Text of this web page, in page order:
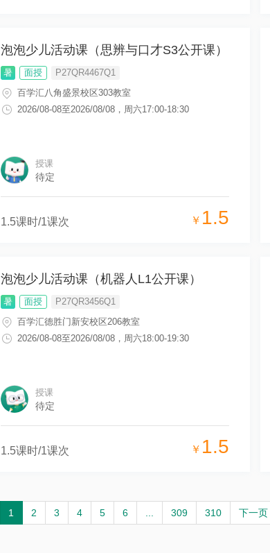
泡泡少儿活动课（思辨与口才S3公开课）
暑 面授
P27QR4467Q1
百学汇八角盛景校区303教室
2026/08-08至2026/08/08 ， 周六17:00-18:30
授课
待定
1.5课时/1课次 ￥ 1.5
泡泡少儿活动课（机器人L1公开课）
暑 面授
P27QR3456Q1
百学汇德胜门新安校区206教室
2026/08-08至2026/08/08 ， 周六18:00-19:30
授课
待定
1.5课时/1课次 ￥ 1.5
1 2 3 4 5 6 309 310 下一页